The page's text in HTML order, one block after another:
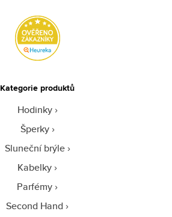
Kategorie produktů
Hodinky
Šperky
Sluneční brýle
Kabelky
Parfémy
Second Hand